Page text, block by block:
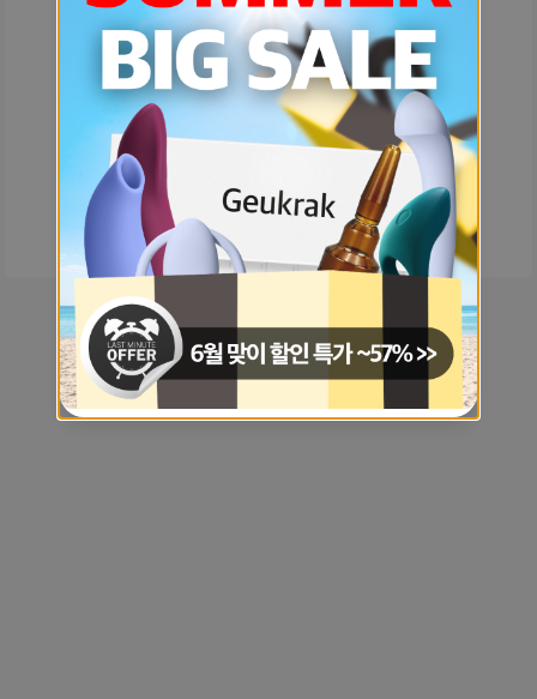
예상치 못한 에러입니다.